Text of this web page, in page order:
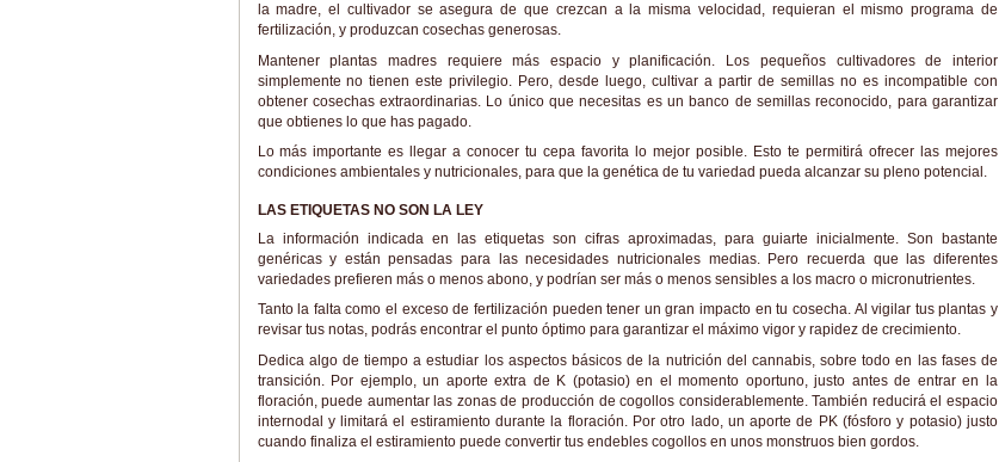
la madre, el cultivador se asegura de que crezcan a la misma velocidad, requieran el mismo programa de
fertilización, y produzcan cosechas generosas.
Mantener plantas madres requiere más espacio y planificación. Los pequeños cultivadores de interior
simplemente no tienen este privilegio. Pero, desde luego, cultivar a partir de semillas no es incompatible con
obtener cosechas extraordinarias. Lo único que necesitas es un banco de semillas reconocido, para garantizar
que obtienes lo que has pagado.
Lo más importante es llegar a conocer tu cepa favorita lo mejor posible. Esto te permitirá ofrecer las mejores
condiciones ambientales y nutricionales, para que la genética de tu variedad pueda alcanzar su pleno potencial.
LAS ETIQUETAS NO SON LA LEY
La información indicada en las etiquetas son cifras aproximadas, para guiarte inicialmente. Son bastante
genéricas y están pensadas para las necesidades nutricionales medias. Pero recuerda que las diferentes
variedades prefieren más o menos abono, y podrían ser más o menos sensibles a los macro o micronutrientes.
Tanto la falta como el exceso de fertilización pueden tener un gran impacto en tu cosecha. Al vigilar tus plantas y
revisar tus notas, podrás encontrar el punto óptimo para garantizar el máximo vigor y rapidez de crecimiento.
Dedica algo de tiempo a estudiar los aspectos básicos de la nutrición del cannabis, sobre todo en las fases de
transición. Por ejemplo, un aporte extra de K (potasio) en el momento oportuno, justo antes de entrar en la
floración, puede aumentar las zonas de producción de cogollos considerablemente. También reducirá el espacio
internodal y limitará el estiramiento durante la floración. Por otro lado, un aporte de PK (fósforo y potasio) justo
cuando finaliza el estiramiento puede convertir tus endebles cogollos en unos monstruos bien gordos.